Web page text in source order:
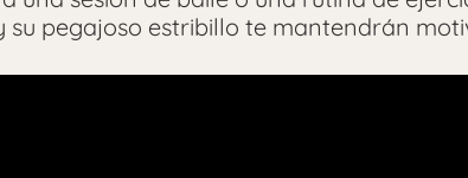
su pegajoso estribillo te mantendrán